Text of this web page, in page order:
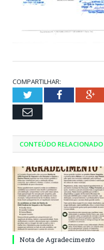
COMPARTILHAR:
TwitterFacebook
Email
CONTEÚDO RELACIONADO
Nota de Agradecimento